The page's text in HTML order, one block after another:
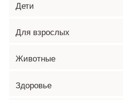
Дети
Для взрослых
Животные
Здоровье